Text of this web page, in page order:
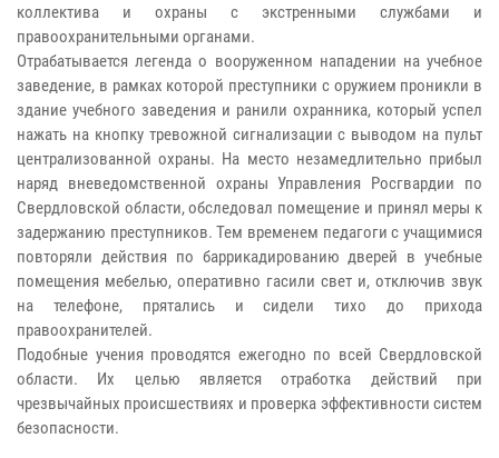
коллектива и охраны с экстренными службами и
правоохранительными органами.
Отрабатывается легенда о вооруженном нападении на учебное
заведение, в рамках которой преступники с оружием проникли в
здание учебного заведения и ранили охранника, который успел
нажать на кнопку тревожной сигнализации с выводом на пульт
централизованной охраны. На место незамедлительно прибыл
наряд вневедомственной охраны Управления Росгвардии по
Свердловской области, обследовал помещение и принял меры к
задержанию преступников. Тем временем педагоги с учащимися
повторяли действия по баррикадированию дверей в учебные
помещения мебелью, оперативно гасили свет и, отключив звук
на телефоне, прятались и сидели тихо до прихода
правоохранителей.
Подобные учения проводятся ежегодно по всей Свердловской
области. Их целью является отработка действий при
чрезвычайных происшествиях и проверка эффективности систем
безопасности.